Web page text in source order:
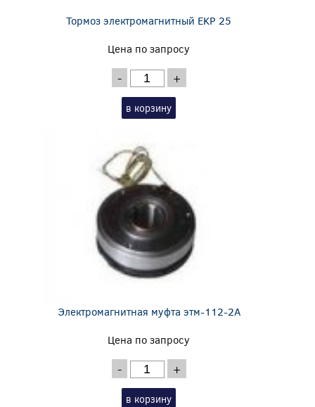
Тормоз электромагнитный EKP 25
Цена по запросу
- +
в корзину
Электромагнитная муфта этм-112-2А
Цена по запросу
- +
в корзину